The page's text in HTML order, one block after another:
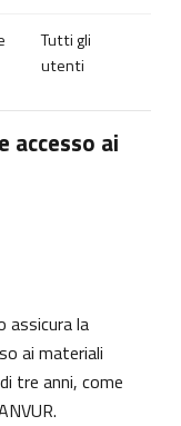
Tutti gli
utenti
accesso ai
assicura la
ai materiali
tre anni, come